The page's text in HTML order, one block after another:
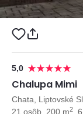
5,0
Chalupa Mimi
Chata, Liptovské
21 osôb, 200 m2 ,